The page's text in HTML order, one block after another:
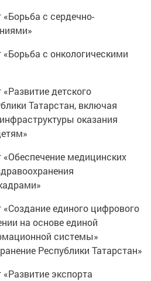
с сердечно-
с онкологическими
детского
Татарстан, включая
оказания
медицинских
единого цифрового
на основе единой
системы»
Республики Татарстан»
экспорта